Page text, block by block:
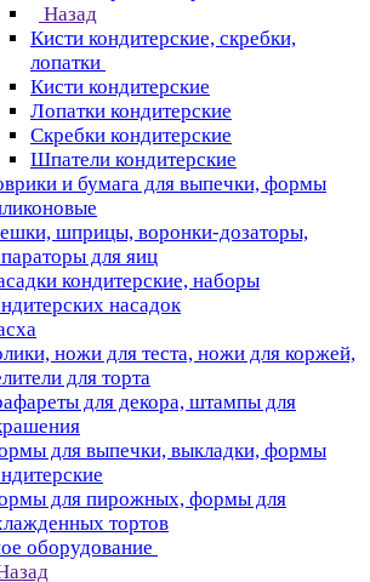
Назад
Кисти кондитерские, скребки,
лопатки
Кисти кондитерские
Лопатки кондитерские
Скребки кондитерские
Шпатели кондитерские
и бумага для выпечки, формы
шприцы, воронки-дозаторы,
для яиц
кондитерские, наборы
насадок
ножи для теста, ножи для коржей,
для торта
для декора, штампы для
для выпечки, выкладки, формы
для пирожных, формы для
тортов
оборудование